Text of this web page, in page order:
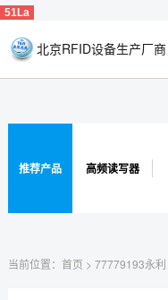
51La
北京RFID设备生产厂商
推荐产品 高频读写器
当前位置： 首页 > 77779193永利